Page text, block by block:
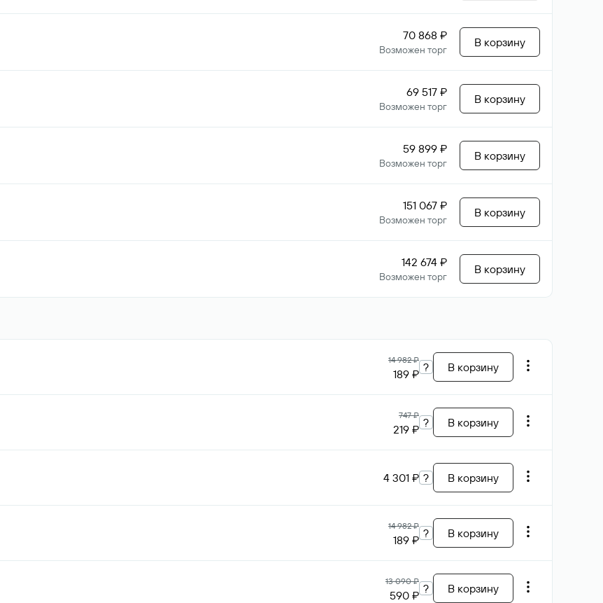
70 868 ₽
Возможен торг
В корзину
69 517 ₽
Возможен торг
В корзину
59 899 ₽
Возможен торг
В корзину
151 067 ₽
Возможен торг
В корзину
142 674 ₽
Возможен торг
В корзину
14 982 ₽
189 ₽ ? В корзину
747 ₽
219 ₽ ? В корзину
4 301 ₽ ? В корзину
14 982 ₽
189 ₽ ? В корзину
13 090 ₽
590 ₽ ? В корзину